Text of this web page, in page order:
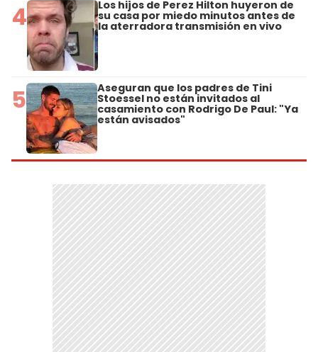
4 Los hijos de Perez Hilton huyeron de
su casa por miedo minutos antes de
la aterradora transmisión en vivo
5 Aseguran que los padres de Tini
Stoessel no están invitados al
casamiento con Rodrigo De Paul: "Ya
están avisados"